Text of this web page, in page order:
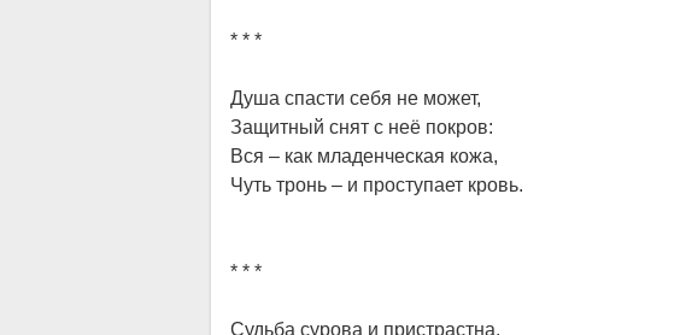
* * *
Душа спасти себя не может,
Защитный снят с неё покров:
Вся – как младенческая кожа,
Чуть тронь – и проступает кровь.
* * *
Судьба сурова и пристрастна.